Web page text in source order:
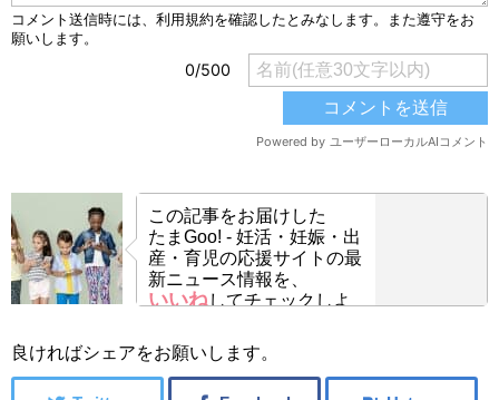
この記事をお届けした
たまGoo! - 妊活・妊娠・出
産・育児の応援サイトの最
新ニュース情報を、
いいねしてチェックしよ
良ければシェアをお願いします。